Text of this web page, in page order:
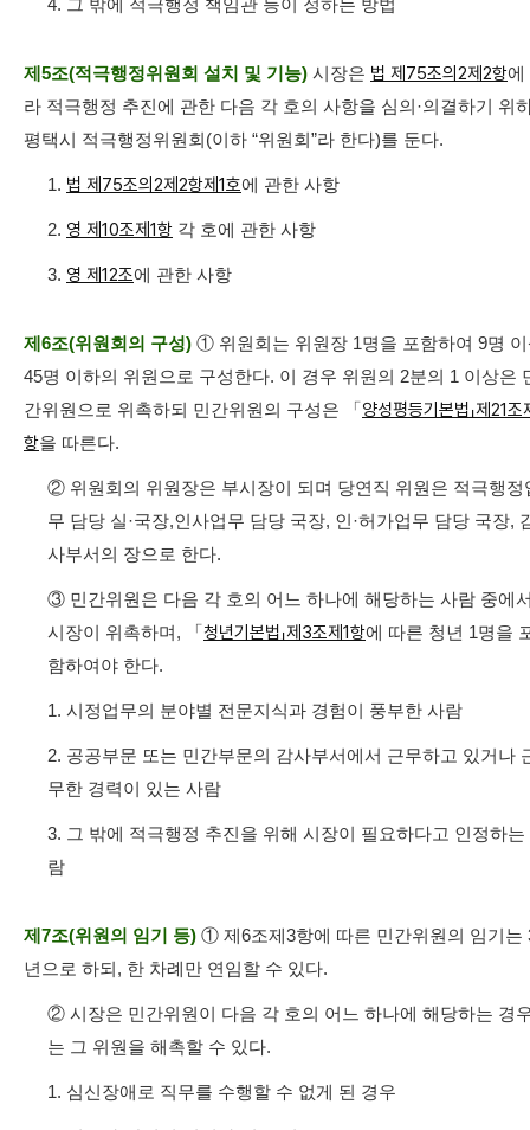
4. 그 밖에 적극행정 책임관 등이 정하는 방법
제5조(적극행정위원회 설치 및 기능) 시장은 법 제75조의2제2항에
라 적극행정 추진에 관한 다음 각 호의 사항을 심의·의결하기 위
평택시 적극행정위원회(이하 “위원회”라 한다)를 둔다.
1. 법 제75조의2제2항제1호에 관한 사항
2. 영 제10조제1항 각 호에 관한 사항
3. 영 제12조에 관한 사항
제6조(위원회의 구성) ① 위원회는 위원장 1명을 포함하여 9명
45명 이하의 위원으로 구성한다. 이 경우 위원의 2분의 1 이상은
간위원으로 위촉하되 민간위원의 구성은 「양성평등기본법」제21조
항을 따른다.
② 위원회의 위원장은 부시장이 되며 당연직 위원은 적극행정
무 담당 실·국장,인사업무 담당 국장, 인·허가업무 담당 국장,
사부서의 장으로 한다.
③ 민간위원은 다음 각 호의 어느 하나에 해당하는 사람 중에
시장이 위촉하며, 「청년기본법」제3조제1항에 따른 청년 1명을
함하여야 한다.
1. 시정업무의 분야별 전문지식과 경험이 풍부한 사람
2. 공공부문 또는 민간부문의 감사부서에서 근무하고 있거나
무한 경력이 있는 사람
3. 그 밖에 적극행정 추진을 위해 시장이 필요하다고 인정하는
람
제7조(위원의 임기 등) ① 제6조제3항에 따른 민간위원의 임기는
년으로 하되, 한 차례만 연임할 수 있다.
② 시장은 민간위원이 다음 각 호의 어느 하나에 해당하는 경
는 그 위원을 해촉할 수 있다.
1. 심신장애로 직무를 수행할 수 없게 된 경우